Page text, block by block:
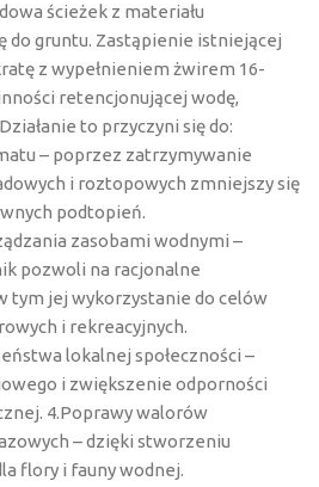
ścieżek z materiału
do gruntu. Zastąpienie istniejącej
z wypełnieniem żwirem 16-
retencjonującej wodę,
to przyczyni się do:
– poprzez zatrzymywanie
i roztopowych zmniejszy się
podtopień.
zasobami wodnymi –
pozwoli na racjonalne
tym jej wykorzystanie do celów
i rekreacyjnych.
lokalnej społeczności –
i zwiększenie odporności
4.Poprawy walorów
– dzięki stworzeniu
flory i fauny wodnej.